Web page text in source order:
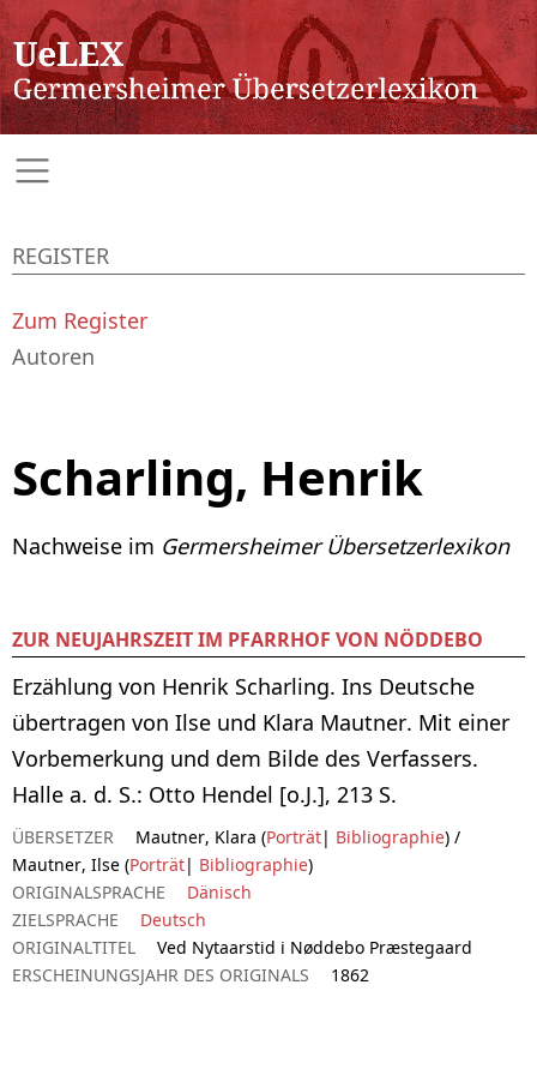
Scharling, Henrik
Nachweise im Germersheimer Übersetzerlexikon
ZUR NEUJAHRSZEIT IM PFARRHOF VON NÖDDEBO
Erzählung von Henrik Scharling. Ins Deutsche
übertragen von Ilse und Klara Mautner. Mit einer
Vorbemerkung und dem Bilde des Verfassers.
Halle a. d. S.: Otto Hendel [o.J.], 213 S.
ÜBERSETZER Mautner, Klara (Porträt| Bibliographie) /
Mautner, Ilse (Porträt| Bibliographie)
ORIGINALSPRACHE
Dänisch
ZIELSPRACHE
Deutsch
ORIGINALTITEL
Ved Nytaarstid i Nøddebo Præstegaard
ERSCHEINUNGSJAHR DES ORIGINALS
1862
REGISTER
Zum Register
Autoren